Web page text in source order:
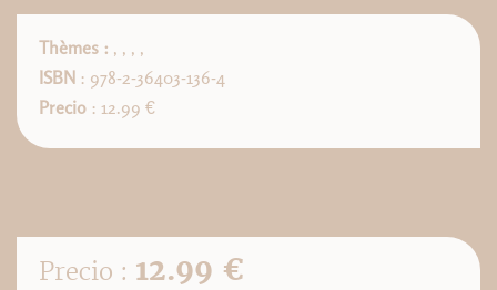
Thèmes : , , , ,
ISBN : 978-2-36403-136-4
Precio : 12.99 €
Precio : 12.99 €